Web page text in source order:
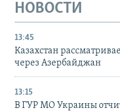
НОВОСТИ
13:45
Казахстан
через Азербайджан
13:15
В ГУР МО Украины